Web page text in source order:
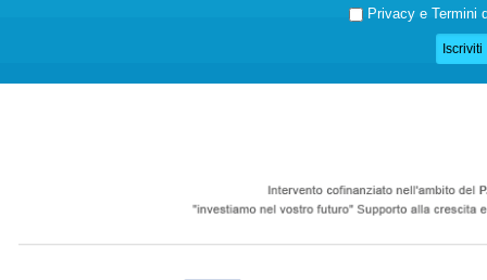
Privacy e Termini